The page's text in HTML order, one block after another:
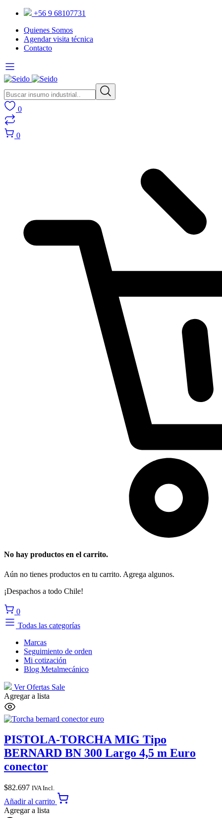
+56 9 68107731
Quienes Somos
Agendar visita técnica
Contacto
0
0
No hay productos en el carrito.
Aún no tienes productos en tu carrito. Agrega algunos.
¡Despachos a todo Chile!
0
Todas las categorías
Marcas
Seguimiento de orden
Mi cotización
Blog Metalmecánico
Ver Ofertas Sale
Agregar a lista
PISTOLA-TORCHA MIG Tipo
BERNARD BN 300 Largo 4,5 m Euro
conector
$82.697 IVA Incl.
Añadir al carrito
Agregar a lista